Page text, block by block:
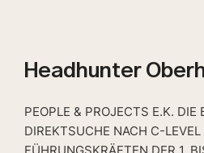
Headhunter
PEOPLE & PROJECTS E.K. DIE
DIREKTSUCHE NACH C-